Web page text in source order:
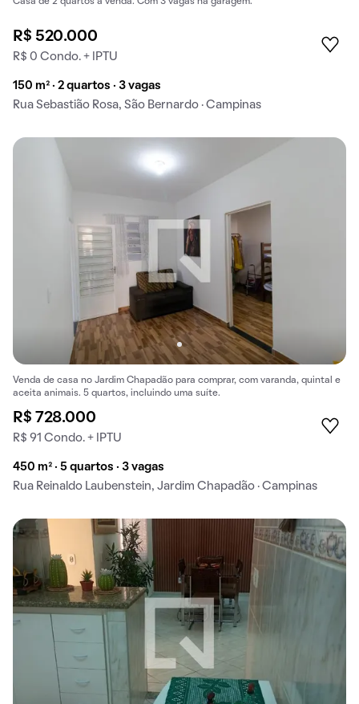
Casa de 2 quartos à venda. Com 3 vagas na garagem.
R$ 520.000
R$ 0 Condo. + IPTU
150 m² · 2 quartos · 3 vagas
Rua Sebastião Rosa, São Bernardo · Campinas
Venda de casa no Jardim Chapadão para comprar, com varanda, quintal e
aceita animais. 5 quartos, incluindo uma suíte.
R$ 728.000
R$ 91 Condo. + IPTU
450 m² · 5 quartos · 3 vagas
Rua Reinaldo Laubenstein, Jardim Chapadão · Campinas